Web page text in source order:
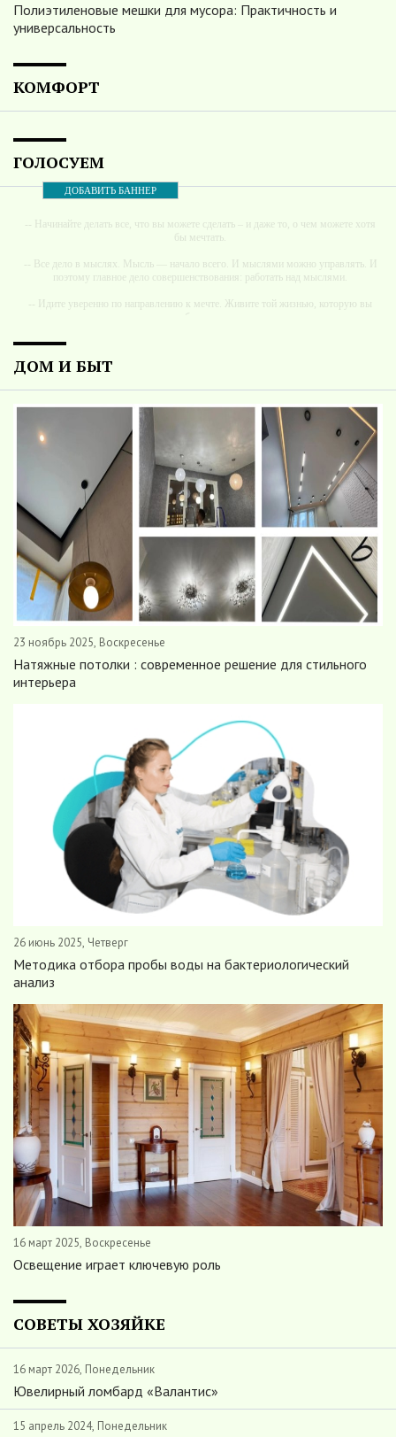
Полиэтиленовые мешки для мусора: Практичность и
универсальность
КОМФОРТ
ГОЛОСУЕМ
ДОБАВИТЬ БАННЕР
-- Начинайте делать все, что вы можете сделать – и даже то, о чем можете хотя
бы мечтать.
-- Все дело в мыслях. Мысль — начало всего. И мыслями можно управлять. И
поэтому главное дело совершенствования: работать над мыслями.
-- Идите уверенно по направлению к мечте. Живите той жизнью, которую вы
-- Самое большое богатство — это ум. Самая большая нищета — глупость. Из
-- Люблю давать советы и очень не люблю, когда их дают мне.
ДОМ И БЫТ
23 ноябрь 2025, Воскресенье
Натяжные потолки : современное решение для стильного
интерьера
26 июнь 2025, Четверг
Методика отбора пробы воды на бактериологический
анализ
16 март 2025, Воскресенье
Освещение играет ключевую роль
СОВЕТЫ ХОЗЯЙКЕ
16 март 2026, Понедельник
Ювелирный ломбард «Валантис»
15 апрель 2024, Понедельник